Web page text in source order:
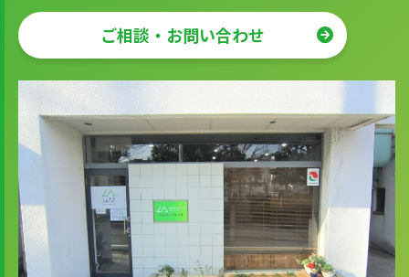
ご相談・お問い合わせ